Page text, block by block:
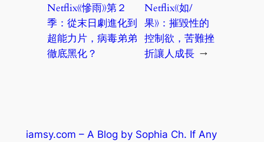
Netflix《慘雨》第２
季：從末日劇進化到
超能力片，病毒弟弟
徹底黑化？
Netflix《如/
果》：摧毀性的
控制欲，苦難挫
折讓人成長 →
iamsy.com – A Blog by Sophia Ch. If Any